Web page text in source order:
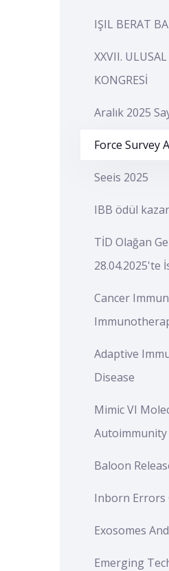
IŞIL BERAT
XXVII.
KONGRESİ
Aralık 2025
Force Survey
Seeis 2025
IBB ödül
TİD Olağan
28.04.2025'te
Cancer
Adaptive
Disease
Mimic VI
Autoimmunity
Baloon
Inborn Errors
Exosomes
Emerging